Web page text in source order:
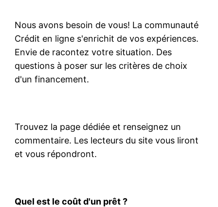
Nous avons besoin de vous! La communauté
Crédit en ligne s'enrichit de vos expériences.
Envie de racontez votre situation. Des
questions à poser sur les critères de choix
d'un financement.
Trouvez la page dédiée et renseignez un
commentaire. Les lecteurs du site vous liront
et vous répondront.
Quel est le coût d'un prêt ?